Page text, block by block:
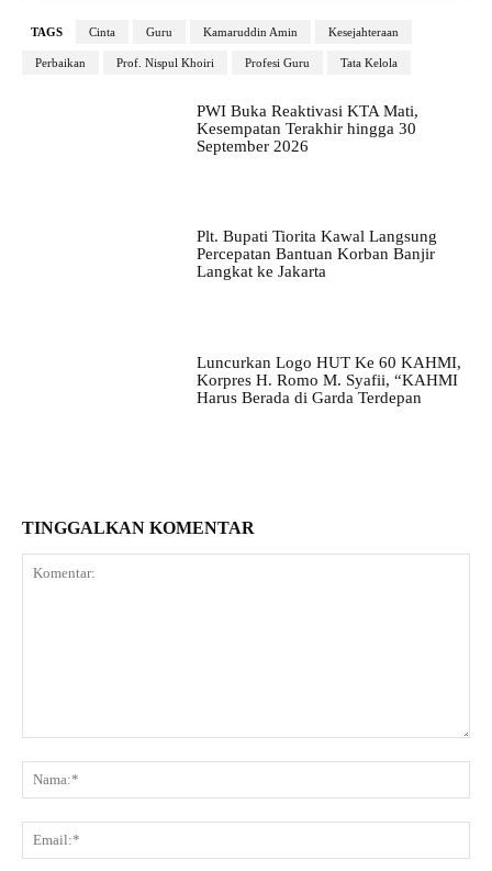
TAGS Cinta Guru Kamaruddin Amin Kesejahteraan
Perbaikan Prof. Nispul Khoiri Profesi Guru Tata Kelola
PWI Buka Reaktivasi KTA Mati,
Kesempatan Terakhir hingga 30
September 2026
Plt. Bupati Tiorita Kawal Langsung
Percepatan Bantuan Korban Banjir
Langkat ke Jakarta
Luncurkan Logo HUT Ke 60 KAHMI,
Korpres H. Romo M. Syafii, “KAHMI
Harus Berada di Garda Terdepan
TINGGALKAN KOMENTAR